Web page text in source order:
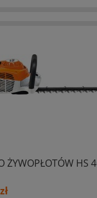
ŻYWOPŁOTÓW HS